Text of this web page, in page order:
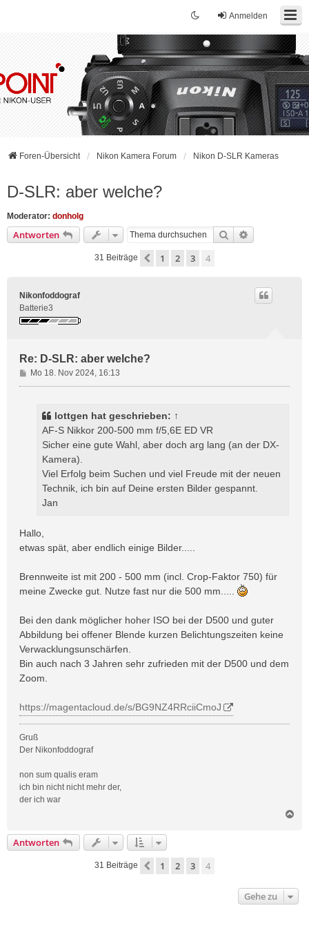
Anmelden
Foren-Übersicht Nikon Kamera Forum Nikon D-SLR Kameras
D-SLR: aber welche?
Moderator: donholg
Antworten Suche
31 Beiträge Vorherige
1 2 3 4
Nikonfoddograf
Batterie3
Re: D-SLR: aber welche?
B
e
Mo 18. Nov 2024, 16:13
lottgen hat geschrieben: ↑
AF-S Nikkor 200-500 mm f/5,6E ED VR
Sicher eine gute Wahl, aber doch arg lang (an der DX-
Kamera).
Viel Erfolg beim Suchen und viel Freude mit der neuen
Technik, ich bin auf Deine ersten Bilder gespannt.
Jan
Hallo,
etwas spät, aber endlich einige Bilder.....
Brennweite ist mit 200 - 500 mm (incl. Crop-Faktor 750) für
meine Zwecke gut. Nutze fast nur die 500 mm.....
Bei den dank möglicher hoher ISO bei der D500 und guter
Abbildung bei offener Blende kurzen Belichtungszeiten keine
Verwacklungsunschärfen.
Bin auch nach 3 Jahren sehr zufrieden mit der D500 und dem
Zoom.
https://magentacloud.de/s/BG9NZ4RRciiCmoJ
Gruß
Der Nikonfoddograf
non sum qualis eram
ich bin nicht nicht mehr der,
der ich war
n
Antworten
31 Beiträge Vorherige
1 2 3 4
Gehe zu